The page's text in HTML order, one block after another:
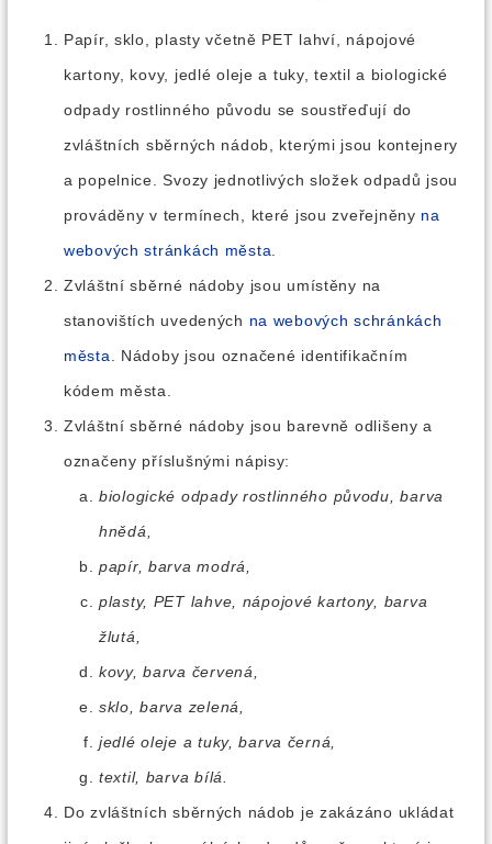
Papír, sklo, plasty včetně PET lahví, nápojové
kartony, kovy, jedlé oleje a tuky, textil a biologické
odpady rostlinného původu se soustřeďují do
zvláštních sběrných nádob, kterými jsou kontejnery
a popelnice. Svozy jednotlivých složek odpadů jsou
prováděny v termínech, které jsou zveřejněny na
webových stránkách města
Zvláštní sběrné nádoby jsou umístěny na
stanovištích uvedených na webových schránkách
města
. Nádoby jsou označené identifikačním
kódem města.
Zvláštní sběrné nádoby jsou barevně odlišeny a
označeny příslušnými nápisy:
biologické odpady rostlinného původu, barva
hnědá,
papír, barva modrá,
plasty, PET lahve, nápojové kartony, barva
žlutá,
kovy, barva červená,
sklo, barva zelená,
jedlé oleje a tuky, barva černá,
textil, barva bílá.
Do zvláštních sběrných nádob je zakázáno ukládat